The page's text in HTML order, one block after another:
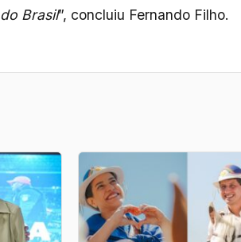
Brasil”, concluiu Fernando Filho.